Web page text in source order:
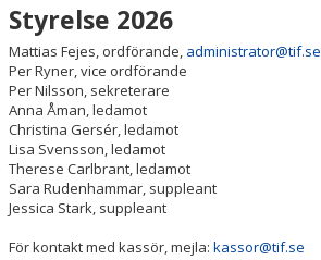
Styrelse 2026
Mattias Fejes, ordförande, administrator@tif.se
Per Ryner, vice ordförande
Per Nilsson, sekreterare
Anna Åman, ledamot
Christina Gersér, ledamot
Lisa Svensson, ledamot
Therese Carlbrant, ledamot
Sara Rudenhammar, suppleant
Jessica Stark, suppleant
För kontakt med kassör, mejla: kassor@tif.se